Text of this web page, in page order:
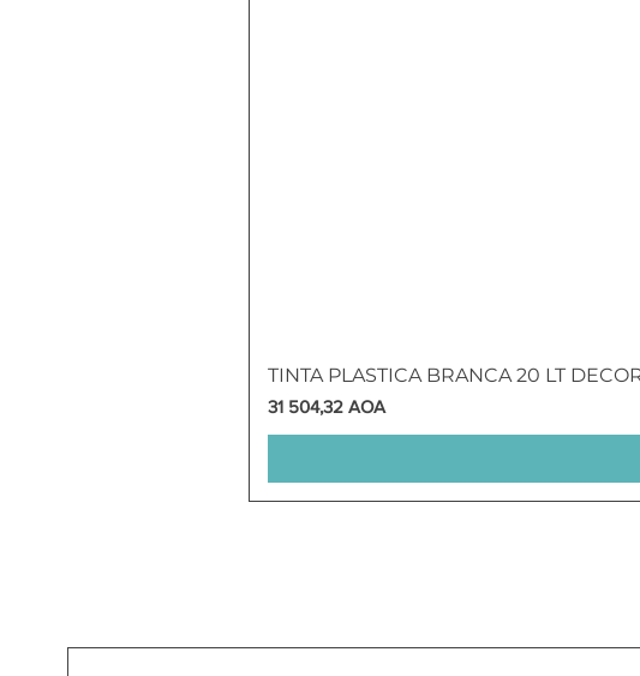
TINTA PLASTICA BRANCA 20 LT
Preço
31 504,32 AOA